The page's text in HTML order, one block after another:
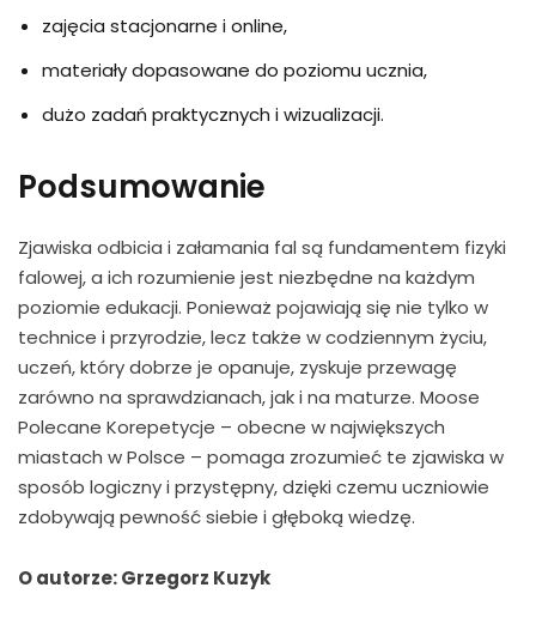
zajęcia stacjonarne i online,
materiały dopasowane do poziomu ucznia,
dużo zadań praktycznych i wizualizacji.
Podsumowanie
Zjawiska odbicia i załamania fal są fundamentem fizyki
falowej, a ich rozumienie jest niezbędne na każdym
poziomie edukacji. Ponieważ pojawiają się nie tylko w
technice i przyrodzie, lecz także w codziennym życiu,
uczeń, który dobrze je opanuje, zyskuje przewagę
zarówno na sprawdzianach, jak i na maturze. Moose
Polecane Korepetycje – obecne w największych
miastach w Polsce – pomaga zrozumieć te zjawiska w
sposób logiczny i przystępny, dzięki czemu uczniowie
zdobywają pewność siebie i głęboką wiedzę.
O autorze: Grzegorz Kuzyk